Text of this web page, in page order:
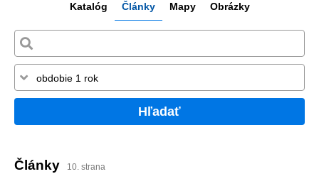
Katalóg Články Mapy Obrázky
Hľadať
Články 10. strana